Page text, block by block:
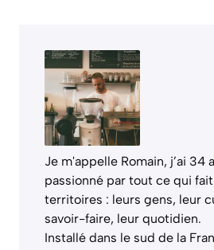
Je m'appelle Romain, j’ai 34
passionné par tout ce qui
territoires : leurs gens, leur
savoir-faire, leur quotidien.
Installé dans le sud de la